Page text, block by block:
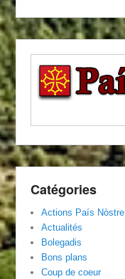
Catégories
Actions País Nòstre
Actualités
Bolegadis
Bons plans
Coup de coeur